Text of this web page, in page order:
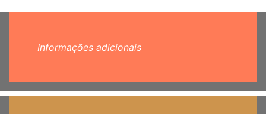
Informações adicionais